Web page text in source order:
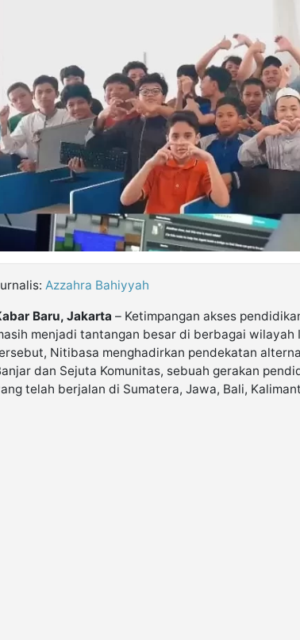
Azzahra Bahiyyah
Baru, Jakarta – Ketimpangan akses
menjadi tantangan besar di berbagai wilayah
Nitibasa menghadirkan pendekatan
dan Sejuta Komunitas, sebuah gerakan
telah berjalan di Sumatera, Jawa, Bali,